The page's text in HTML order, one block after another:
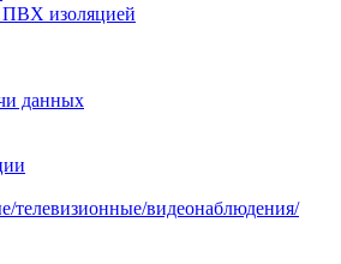
ПВХ изоляцией
данных
телевизионные/видеонаблюдения/